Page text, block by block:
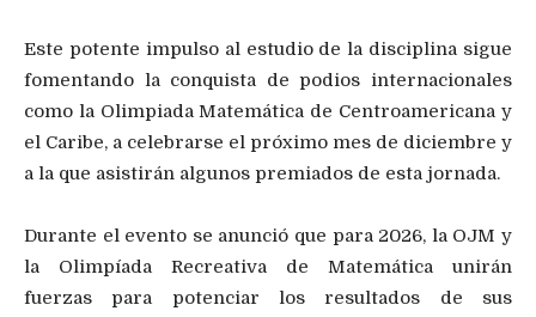
Este potente impulso al estudio de la disciplina sigue
fomentando la conquista de podios internacionales
como la Olimpiada Matemática de Centroamericana y
el Caribe, a celebrarse el próximo mes de diciembre y
a la que asistirán algunos premiados de esta jornada.
Durante el evento se anunció que para 2026, la OJM y
la Olimpíada Recreativa de Matemática unirán
fuerzas para potenciar los resultados de sus